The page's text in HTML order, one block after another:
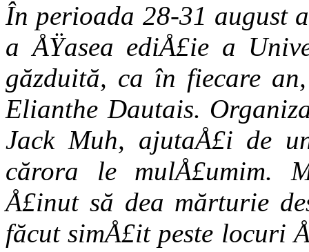
În perioada 28-31 august
a ÅŸasea ediÅ£ie a
găzduită, ca în fiecare
Elianthe Dautais.
Jack Muh, ajutaÅ£i de
cărora le mulÅ£umim.
Å£inut să dea mărturie
făcut simÅ£it peste locuri